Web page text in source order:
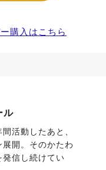
購入はこちら
ル
活動したあと、
開。そのかたわ
信し続けてい